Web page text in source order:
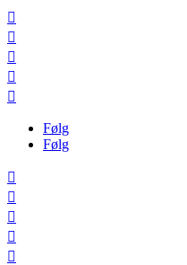





Følg
Følg




